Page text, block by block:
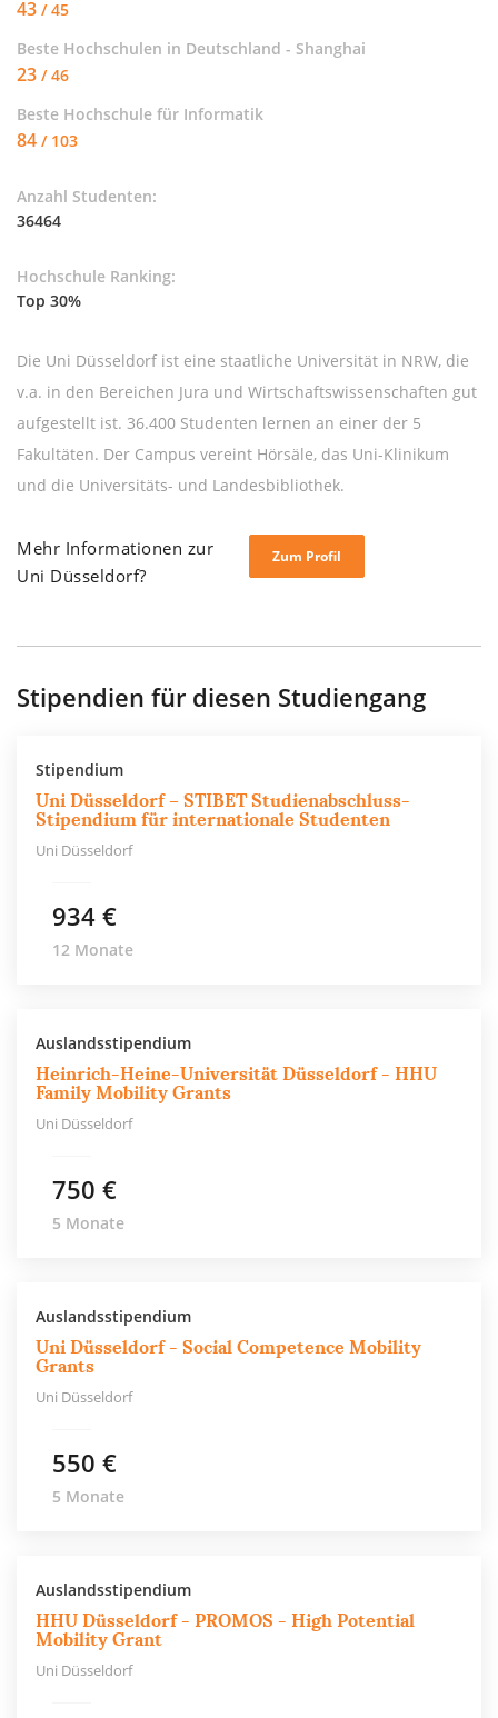
43 / 45
Beste Hochschulen in Deutschland - Shanghai
23 / 46
Beste Hochschule für Informatik
84 / 103
Anzahl Studenten:
36464
Hochschule Ranking:
Top 30%
Die Uni Düsseldorf ist eine staatliche Universität in NRW, die
v.a. in den Bereichen Jura und Wirtschaftswissenschaften gut
aufgestellt ist. 36.400 Studenten lernen an einer der 5
Fakultäten. Der Campus vereint Hörsäle, das Uni-Klinikum
und die Universitäts- und Landesbibliothek.
Mehr Informationen zur
Uni Düsseldorf?
Zum Profil
Stipendien für diesen Studiengang
Stipendium
Uni Düsseldorf – STIBET Studienabschluss-
Stipendium für internationale Studenten
Uni Düsseldorf
934 €
12 Monate
Auslandsstipendium
Heinrich-Heine-Universität Düsseldorf - HHU
Family Mobility Grants
Uni Düsseldorf
750 €
5 Monate
Auslandsstipendium
Uni Düsseldorf - Social Competence Mobility
Grants
Uni Düsseldorf
550 €
5 Monate
Auslandsstipendium
HHU Düsseldorf - PROMOS - High Potential
Mobility Grant
Uni Düsseldorf